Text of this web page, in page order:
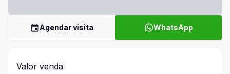
Agendar visita WhatsApp
Valor venda